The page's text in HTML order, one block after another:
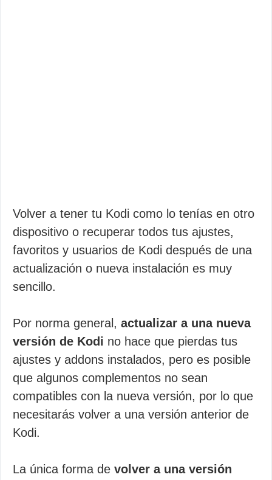
Volver a tener tu Kodi como lo tenías en otro
dispositivo o recuperar todos tus ajustes,
favoritos y usuarios de Kodi después de una
actualización o nueva instalación es muy
sencillo.
Por norma general, actualizar a una nueva
versión de Kodi no hace que pierdas tus
ajustes y addons instalados, pero es posible
que algunos complementos no sean
compatibles con la nueva versión, por lo que
necesitarás volver a una versión anterior de
Kodi.
La única forma de volver a una versión